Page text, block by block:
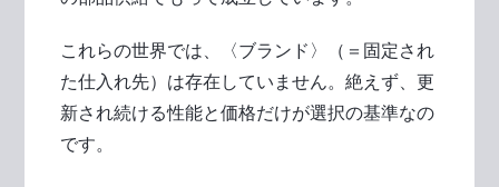
これらの世界では、〈ブランド〉（＝固定され
た仕入れ先）は存在していません。絶えず、更
新され続ける性能と価格だけが選択の基準なの
です。